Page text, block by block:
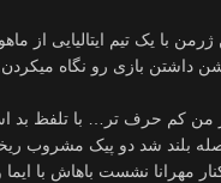
با یک تیم ایتالیایی از
داشتن بازی رو نگاه
کم حرف تر… با تلفظ بد
بلند شد دو پیک مشروب
مهرانا نشست باهاش با